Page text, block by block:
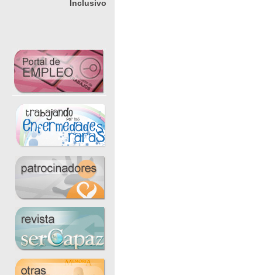
Inclusivo